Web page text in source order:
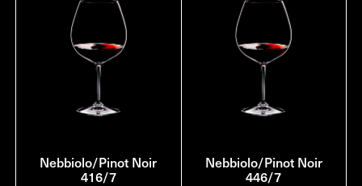
Nebbiolo/Pinot Noir
416/7
Nebbiolo/Pinot Noir
446/7